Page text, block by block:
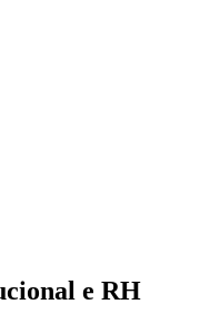
e RH